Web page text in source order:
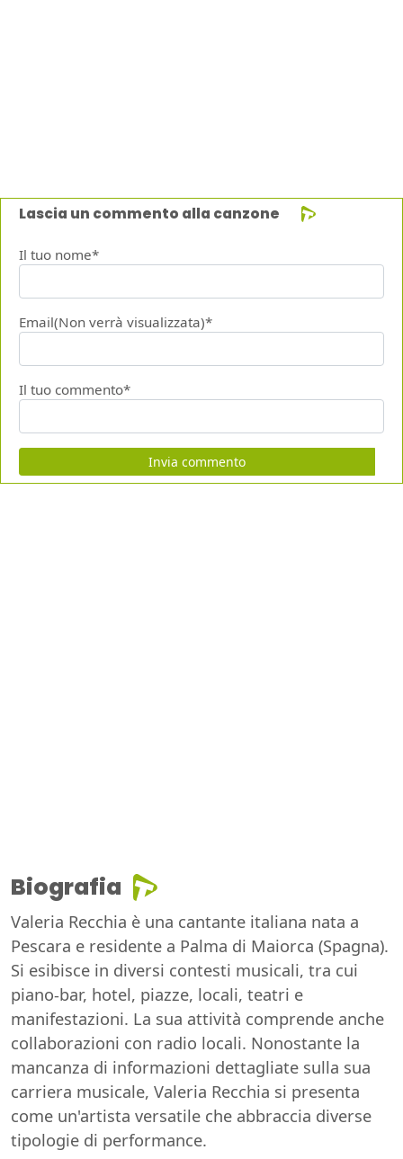
Lascia un commento alla canzone
Il tuo nome*
Email(Non verrà visualizzata)*
Il tuo commento*
Invia commento
Biografia
Valeria Recchia è una cantante italiana nata a
Pescara e residente a Palma di Maiorca (Spagna).
Si esibisce in diversi contesti musicali, tra cui
piano-bar, hotel, piazze, locali, teatri e
manifestazioni. La sua attività comprende anche
collaborazioni con radio locali. Nonostante la
mancanza di informazioni dettagliate sulla sua
carriera musicale, Valeria Recchia si presenta
come un'artista versatile che abbraccia diverse
tipologie di performance.